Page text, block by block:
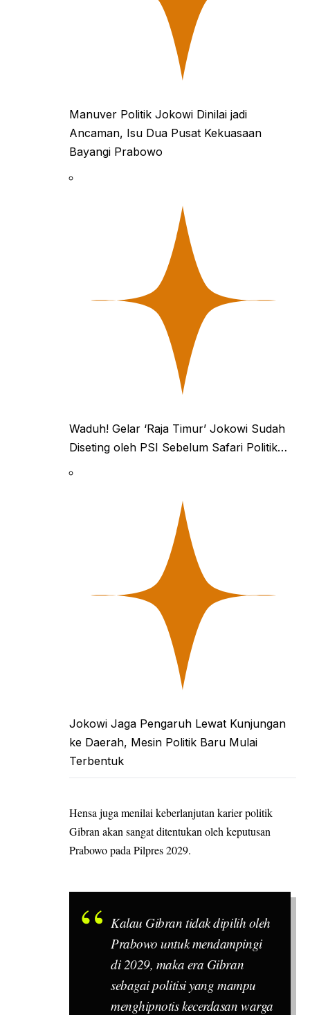
Manuver Politik Jokowi Dinilai jadi
Ancaman, Isu Dua Pusat Kekuasaan
Bayangi Prabowo
Waduh! Gelar ‘Raja Timur’ Jokowi Sudah
Diseting oleh PSI Sebelum Safari Politik…
Jokowi Jaga Pengaruh Lewat Kunjungan
ke Daerah, Mesin Politik Baru Mulai
Terbentuk
Hensa juga menilai keberlanjutan karier politik
Gibran akan sangat ditentukan oleh keputusan
Prabowo pada Pilpres 2029.
Kalau Gibran tidak dipilih oleh
Prabowo untuk mendampingi
di 2029, maka era Gibran
sebagai politisi yang mampu
menghipnotis kecerdasan warga